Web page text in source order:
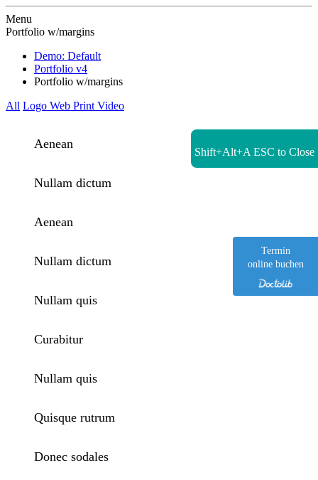
Termin
online buchen
Zur Startseite
Menu
Portfolio w/margins
Demo: Default
Portfolio v4
Portfolio w/margins
All Logo Web Print Video
Aenean
Nullam dictum
Aenean
Nullam dictum
Nullam quis
Curabitur
Nullam quis
Quisque rutrum
Donec sodales
Shift+Alt+A ESC to Close